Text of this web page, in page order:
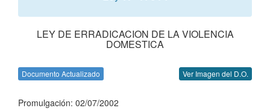
LEY DE ERRADICACION DE LA VIOLENCIA
DOMESTICA
Documento Actualizado Ver Imagen del D.O.
Promulgación: 02/07/2002